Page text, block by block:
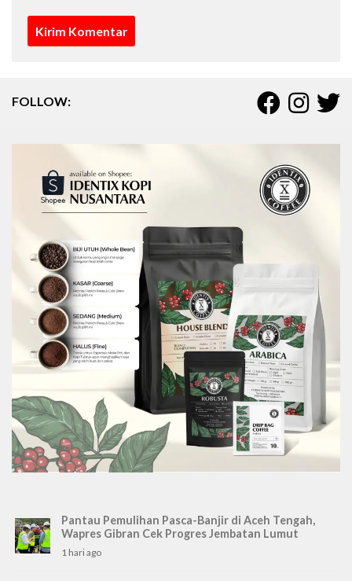
FOLLOW:
Pantau Pemulihan Pasca-Banjir di Aceh Tengah,
Wapres Gibran Cek Progres Jembatan Lumut
1 hari ago